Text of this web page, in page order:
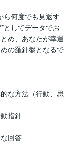
ら何度でも見返す
としてデータでお
め、あなたが幸運
の羅針盤となるで
な方法（行動、思
指針
回答